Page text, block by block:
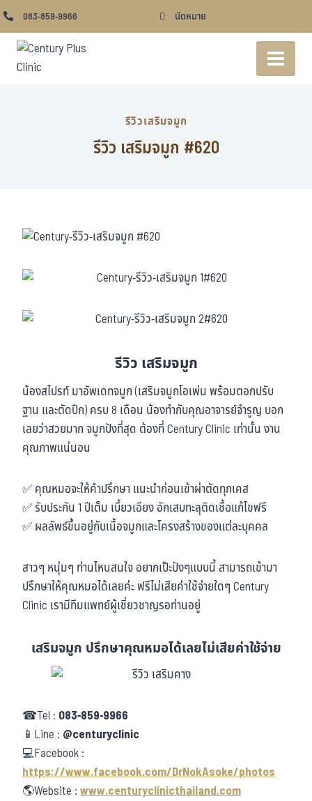
083-859-9966 นัดหมาย
รีวิวเสริมจมูก
รีวิว เสริมจมูก #620
รีวิว เสริมจมูก
น้องสไปรท์ มาอัพเดทจมูก (เสริมจมูกโอเพ่น พร้อมตอกปรับ
ฐาน และตัดปีก) ครบ 8 เดือน น้องทำกับคุณอาจารย์จำรูญ บอก
เลยว่าสวยมาก จมูกปังที่สุด ต้องที่ Century Clinic เท่านั้น งาน
คุณภาพแน่นอน
✅ คุณหมอจะให้คำปรึกษา แนะนำก่อนเข้าผ่าตัดทุกเคส
✅ รับประกัน 1 ปีเต็ม เบี้ยวเอียง อักเสบทะลุติดเชื้อแก้ไขฟรี
✅ ผลลัพธ์ขึ้นอยู่กับเนื้อจมูกและโครงสร้างของแต่ละบุคคล
สาวๆ หนุ่มๆ ท่านไหนสนใจ อยากเป๊ะปังๆแบบนี้ สามารถเข้ามา
ปรึกษาให้คุณหมอได้เลยค่ะ ฟรีไม่เสียค่าใช้จ่ายใดๆ Century
Clinic เรามีทีมแพทย์ผู้เชี่ยวชาญรอท่านอยู่
เสริมจมูก ปรึกษาคุณหมอได้เลยไม่เสียค่าใช้จ่าย
☎Tel : 083-859-9966
📱Line : @centuryclinic
💻Facebook :
https://www.facebook.com/DrNokAsoke/photos
🌎Website :www.centuryclinicthailand.com